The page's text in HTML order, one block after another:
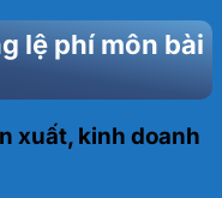
lệ phí môn bài
xuất, kinh doanh